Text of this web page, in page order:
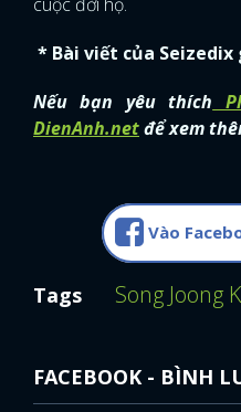
FACEBOOK
* Bài viết của
Nếu bạn yêu thích
DienAnh.netđể xem
Vào
Tags Song Joong
FACEBOOK - BÌNH